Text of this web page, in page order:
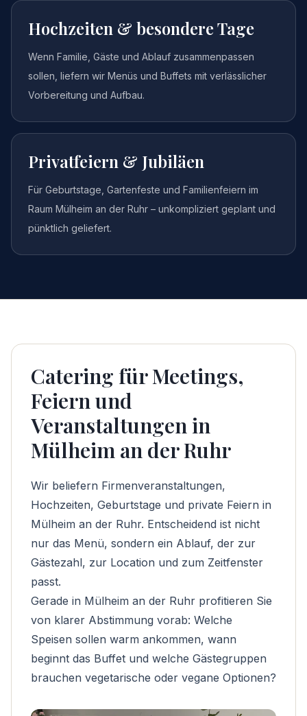
Hochzeiten & besondere Tage
Wenn Familie, Gäste und Ablauf zusammenpassen
sollen, liefern wir Menüs und Buffets mit verlässlicher
Vorbereitung und Aufbau.
Privatfeiern & Jubiläen
Für Geburtstage, Gartenfeste und Familienfeiern im
Raum Mülheim an der Ruhr – unkompliziert geplant und
pünktlich geliefert.
Catering für Meetings,
Feiern und
Veranstaltungen in
Mülheim an der Ruhr
Wir beliefern Firmenveranstaltungen,
Hochzeiten, Geburtstage und private Feiern in
Mülheim an der Ruhr. Entscheidend ist nicht
nur das Menü, sondern ein Ablauf, der zur
Gästezahl, zur Location und zum Zeitfenster
passt.
Gerade in Mülheim an der Ruhr profitieren Sie
von klarer Abstimmung vorab: Welche
Speisen sollen warm ankommen, wann
beginnt das Buffet und welche Gästegruppen
brauchen vegetarische oder vegane Optionen?